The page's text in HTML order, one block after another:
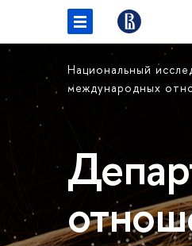
Национальный
международных